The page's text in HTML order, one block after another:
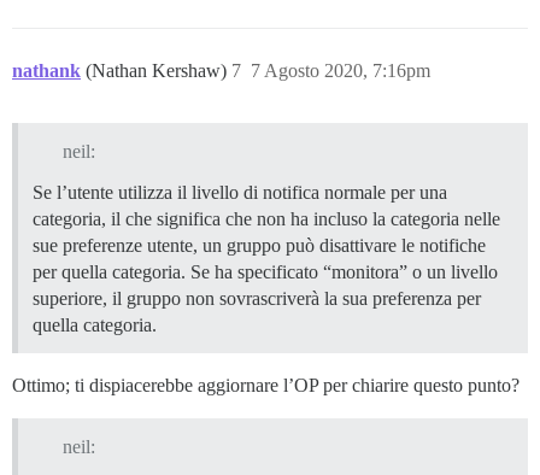
nathank (Nathan Kershaw) 7 Agosto 2020, 7:16pm
7
neil:
Se l’utente utilizza il livello di notifica normale per una
categoria, il che significa che non ha incluso la categoria nelle
sue preferenze utente, un gruppo può disattivare le notifiche
per quella categoria. Se ha specificato “monitora” o un livello
superiore, il gruppo non sovrascriverà la sua preferenza per
quella categoria.
Ottimo; ti dispiacerebbe aggiornare l’OP per chiarire questo punto?
neil: